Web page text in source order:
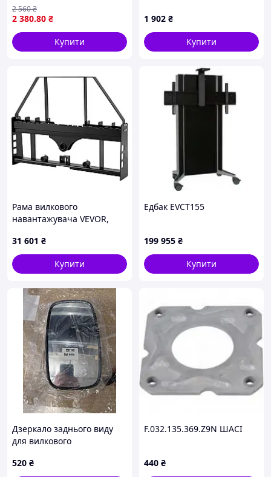
1903, 2505, ATLAS XAMS 407
CD, AVELING-BARFORD 033,
035, 040,
2 380.80 ₴
2 560₴
Купити
3061040K01
1 902 ₴
Купити
Рама вилкового
навантажувача VEVOR,
кг, довжина 1150 мм,
подовжувачі рами
вилкового навантажувача
31 601 ₴
Купити
Едбак EVCT155
199 955 ₴
Купити
Дзеркало заднього виду
для вилкового
520 ₴
F.032.135.369.Z9N ШАСІ
440 ₴